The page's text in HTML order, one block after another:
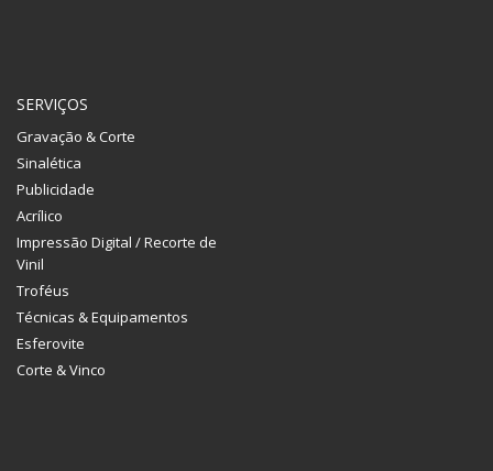
SERVIÇOS
Gravação & Corte
Sinalética
Publicidade
Acrílico
Impressão Digital / Recorte de
Vinil
Troféus
Técnicas & Equipamentos
Esferovite
Corte & Vinco